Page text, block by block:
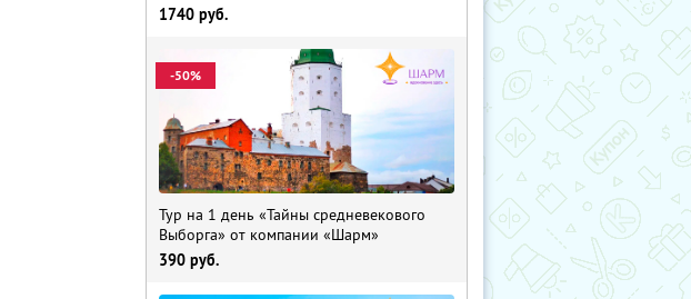
1740 руб.
-50%
Тур на 1 день «Тайны средневекового
Выборга» от компании «Шарм»
390 руб.